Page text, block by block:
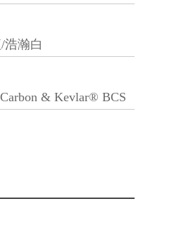
浩瀚白
& Kevlar® BCS